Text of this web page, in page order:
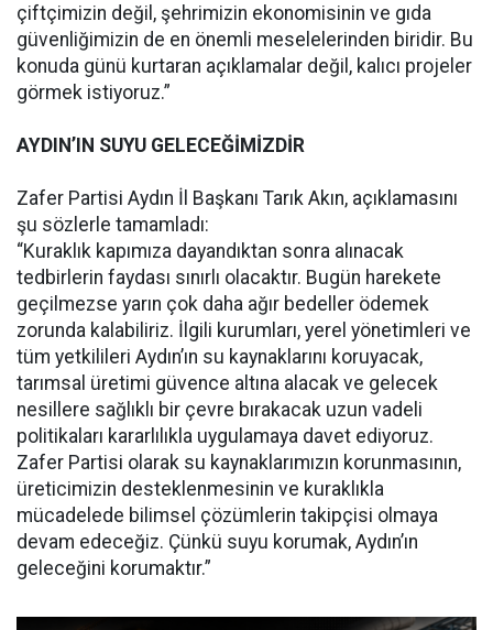
çiftçimizin değil, şehrimizin ekonomisinin ve gıda
güvenliğimizin de en önemli meselelerinden biridir. Bu
konuda günü kurtaran açıklamalar değil, kalıcı projeler
görmek istiyoruz.”
AYDIN’IN SUYU GELECEĞİMİZDİR
Zafer Partisi Aydın İl Başkanı Tarık Akın, açıklamasını
şu sözlerle tamamladı:
“Kuraklık kapımıza dayandıktan sonra alınacak
tedbirlerin faydası sınırlı olacaktır. Bugün harekete
geçilmezse yarın çok daha ağır bedeller ödemek
zorunda kalabiliriz. İlgili kurumları, yerel yönetimleri ve
tüm yetkilileri Aydın’ın su kaynaklarını koruyacak,
tarımsal üretimi güvence altına alacak ve gelecek
nesillere sağlıklı bir çevre bırakacak uzun vadeli
politikaları kararlılıkla uygulamaya davet ediyoruz.
Zafer Partisi olarak su kaynaklarımızın korunmasının,
üreticimizin desteklenmesinin ve kuraklıkla
mücadelede bilimsel çözümlerin takipçisi olmaya
devam edeceğiz. Çünkü suyu korumak, Aydın’ın
geleceğini korumaktır.”